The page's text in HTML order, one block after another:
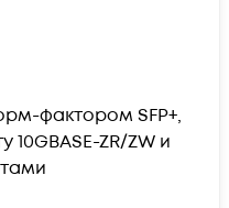
фактором SFP+,
ZR/ZW и